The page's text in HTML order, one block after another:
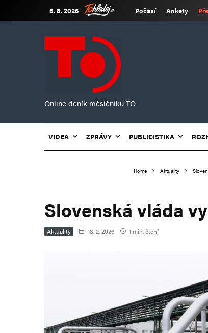
8. 8. 2026 Počasí Ankety
Online deník měsíčníku TO
VIDEA ZPRÁVY PUBLICISTIKA
Home Aktuality
Slovenská vláda
Aktuality 18. 2. 2026 1 min. čtení